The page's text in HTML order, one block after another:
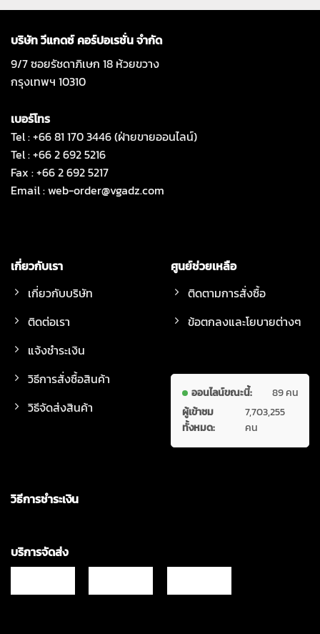
บริษัท วีแกดซ์ คอร์ปอเรชั่น จำกัด
9/7 ซอยรัชดาภิเษก 18 ห้วยขวาง
กรุงเทพฯ 10310
เบอร์โทร
Tel : +66 81 170 3446 (ฝ่ายขายออนไลน์)
Tel : +66 2 692 5216
Fax : +66 2 692 5217
Email :web-order@vgadz.com
เกี่ยวกับเรา
เกี่ยวกับบริษัท
ติดต่อเรา
แจ้งชำระเงิน
วิธีการสั่งซื้อสินค้า
วิธีจัดส่งสินค้า
ศูนย์ช่วยเหลือ
ติดตามการสั่งซื้อ
ข้อตกลงและโยบายต่างๆ
ออนไลน์ขณะนี้:
89 คน
ผู้เข้าชม
ทั้งหมด:
7,703,255
คน
วิธีการชำระเงิน
บริการจัดส่ง